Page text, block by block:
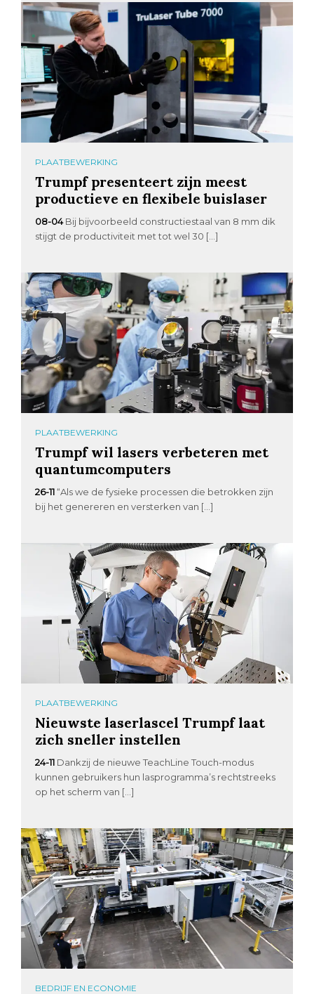
PLAATBEWERKING
Trumpf presenteert zijn meest
productieve en flexibele buislaser
08-04 Bij bijvoorbeeld constructiestaal van 8 mm dik
stijgt de productiviteit met tot wel 30 […]
PLAATBEWERKING
Trumpf wil lasers verbeteren met
quantumcomputers
26-11 “Als we de fysieke processen die betrokken zijn
bij het genereren en versterken van […]
PLAATBEWERKING
Nieuwste laserlascel Trumpf laat
zich sneller instellen
24-11 Dankzij de nieuwe TeachLine Touch-modus
kunnen gebruikers hun lasprogramma’s rechtstreeks
op het scherm van […]
BEDRIJF EN ECONOMIE